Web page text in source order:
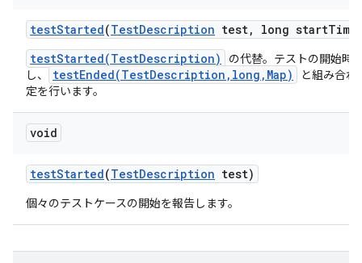
testStarted(TestDescription test, long start
testStarted(TestDescription)
の代替。テストの開始時
し、
testEnded(TestDescription,long,Map)
と組み合わ
定を行います。
void
testStarted(TestDescription test)
個々のテストケースの開始を報告します。